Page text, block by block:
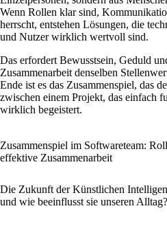
Wenn Rollen klar sind,
herrscht, entstehen Lösungen, die
und Nutzer wirklich wertvoll sind.
Das erfordert Bewusstsein, Geduld
Zusammenarbeit denselben
Ende ist es das Zusammenspiel, das
zwischen einem Projekt, das einfach
wirklich begeistert.
Zusammenspiel im Softwareteam:
effektive Zusammenarbeit
Die Zukunft der Künstlichen
und wie beeinflusst sie unseren Alltag?